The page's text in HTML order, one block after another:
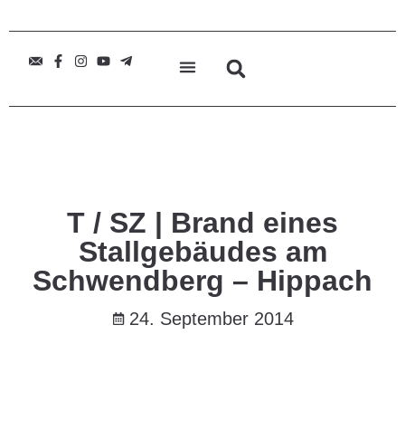
T / SZ | Brand eines
Stallgebäudes am
Schwendberg – Hippach
24. September 2014